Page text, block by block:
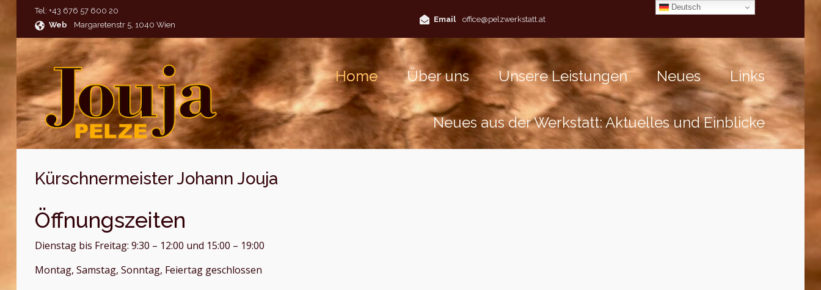
Zum Hauptinhalt springen
Tel: +43 676 57 600 20
Web
Margaretenstr 5, 1040 Wien
Email office@pelzwerkstatt.at
Home Über uns Unsere Leistungen Neues Links
Neues aus der Werkstatt: Aktuelles und Einblicke
Kürschnermeister Johann Jouja
Öffnungszeiten
Dienstag bis Freitag: 9:30 – 12:00 und 15:00 – 19:00
Montag, Samstag, Sonntag, Feiertag geschlossen
Deutsch